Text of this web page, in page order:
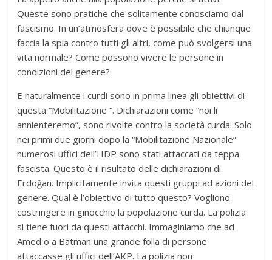
Queste sono pratiche che solitamente conosciamo dal
fascismo. In un’atmosfera dove è possibile che chiunque
faccia la spia contro tutti gli altri, come può svolgersi una
vita normale? Come possono vivere le persone in
condizioni del genere?
E naturalmente i curdi sono in prima linea gli obiettivi di
questa “Mobilitazione “. Dichiarazioni come “noi li
annienteremo”, sono rivolte contro la società curda. Solo
nei primi due giorni dopo la “Mobilitazione Nazionale”
numerosi uffici dell’HDP sono stati attaccati da teppa
fascista. Questo è il risultato delle dichiarazioni di
Erdoğan. Implicitamente invita questi gruppi ad azioni del
genere. Qual è l’obiettivo di tutto questo? Vogliono
costringere in ginocchio la popolazione curda. La polizia
si tiene fuori da questi attacchi. Immaginiamo che ad
Amed o a Batman una grande folla di persone
attaccasse gli uffici dell’AKP. La polizia non